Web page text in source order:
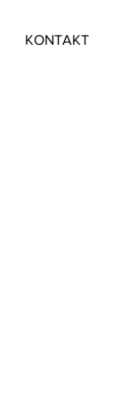
KONTAKT